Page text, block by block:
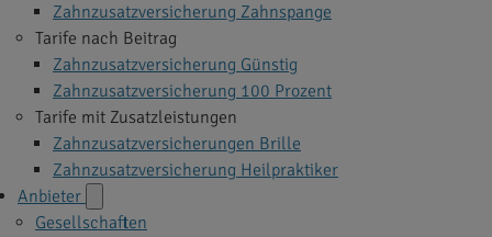
Zahnzusatzversicherung Zahnspange
Tarife nach Beitrag
Zahnzusatzversicherung Günstig
Zahnzusatzversicherung 100 Prozent
Tarife mit Zusatzleistungen
Zahnzusatzversicherungen Brille
Zahnzusatzversicherung Heilpraktiker
Anbieter
Gesellschaften